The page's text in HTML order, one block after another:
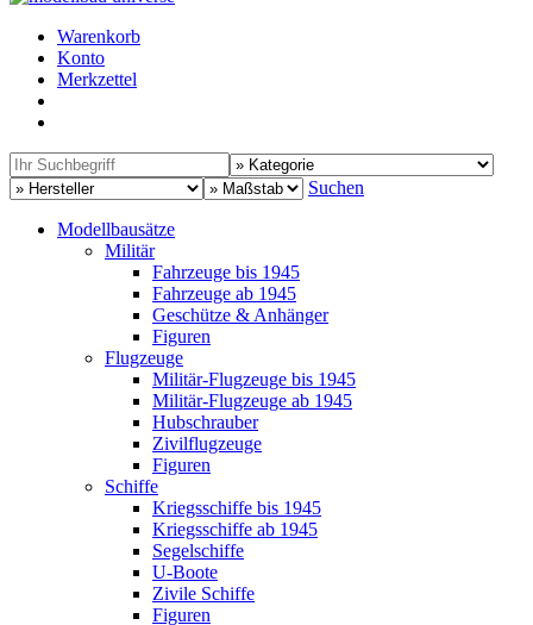
Warenkorb
Konto
Merkzettel
Suchen
Modellbausätze
Militär
Fahrzeuge bis 1945
Fahrzeuge ab 1945
Geschütze & Anhänger
Figuren
Flugzeuge
Militär-Flugzeuge bis 1945
Militär-Flugzeuge ab 1945
Hubschrauber
Zivilflugzeuge
Figuren
Schiffe
Kriegsschiffe bis 1945
Kriegsschiffe ab 1945
Segelschiffe
U-Boote
Zivile Schiffe
Figuren